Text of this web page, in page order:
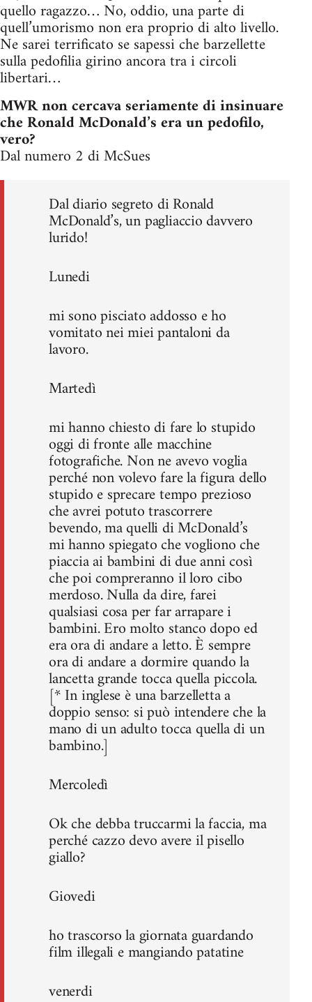
quello ragazzo… No, oddio, una parte di
quell’umorismo non era proprio di alto livello.
Ne sarei terrificato se sapessi che barzellette
sulla pedofilia girino ancora tra i circoli
libertari…
MWR non cercava seriamente di insinuare
che Ronald McDonald’s era un pedofilo,
vero?
Dal numero 2 di McSues
Dal diario segreto di Ronald
McDonald’s, un pagliaccio davvero
lurido!
Lunedi
mi sono pisciato addosso e ho
vomitato nei miei pantaloni da
lavoro.
Martedì
mi hanno chiesto di fare lo stupido
oggi di fronte alle macchine
fotografiche. Non ne avevo voglia
perché non volevo fare la figura dello
stupido e sprecare tempo prezioso
che avrei potuto trascorrere
bevendo, ma quelli di McDonald’s
mi hanno spiegato che vogliono che
piaccia ai bambini di due anni così
che poi compreranno il loro cibo
merdoso. Nulla da dire, farei
qualsiasi cosa per far arrapare i
bambini. Ero molto stanco dopo ed
era ora di andare a letto. È sempre
ora di andare a dormire quando la
lancetta grande tocca quella piccola.
[* In inglese è una barzelletta a
doppio senso: si può intendere che la
mano di un adulto tocca quella di un
bambino.]
Mercoledì
Ok che debba truccarmi la faccia, ma
perché cazzo devo avere il pisello
giallo?
Giovedi
ho trascorso la giornata guardando
film illegali e mangiando patatine
venerdi